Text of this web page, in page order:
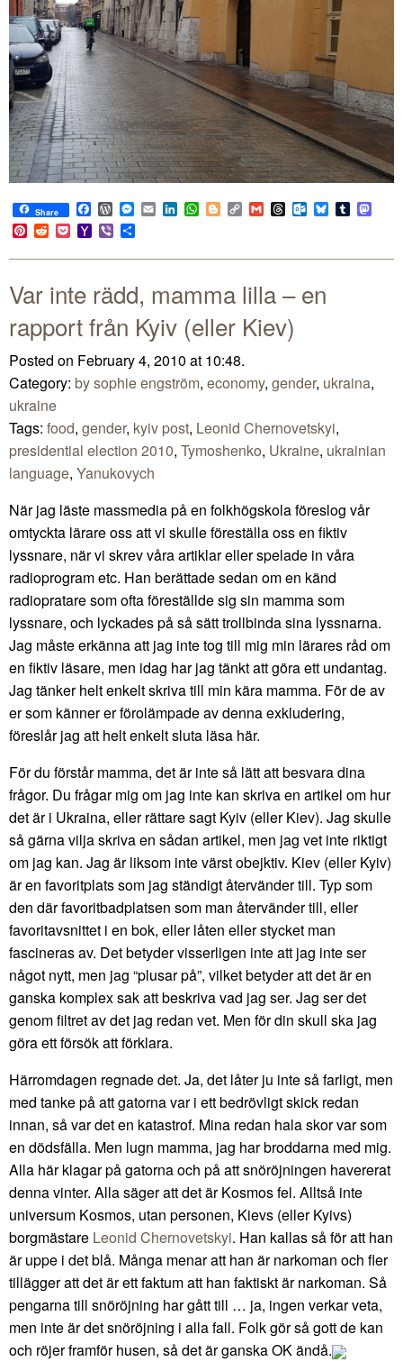
Share Facebook
WordPress
Messenger
EmailLinkedIn
WhatsApp
BloggerCopy
Link
GmailThreadsOutlook.com
BlueskyTumblr
Pinterest
RedditPocketYahoo
Mail
Viber
Var inte rädd, mamma lilla – en
rapport från Kyiv (eller Kiev)
Posted on February 4, 2010 at 10:48.
Category: by sophie engström, economy, gender, ukraina,
ukraine
Tags: food, gender, kyiv post, Leonid Chernovetskyi,
presidential election 2010, Tymoshenko, Ukraine, ukrainian
language, Yanukovych
När jag läste massmedia på en folkhögskola föreslog vår
omtyckta lärare oss att vi skulle föreställa oss en fiktiv
lyssnare, när vi skrev våra artiklar eller spelade in våra
radioprogram etc. Han berättade sedan om en känd
radiopratare som ofta föreställde sig sin mamma som
lyssnare, och lyckades på så sätt trollbinda sina lyssnarna.
Jag måste erkänna att jag inte tog till mig min lärares råd om
en fiktiv läsare, men idag har jag tänkt att göra ett undantag.
Jag tänker helt enkelt skriva till min kära mamma. För de av
er som känner er förolämpade av denna exkludering,
föreslår jag att helt enkelt sluta läsa här.
För du förstår mamma, det är inte så lätt att besvara dina
frågor. Du frågar mig om jag inte kan skriva en artikel om hur
det är i Ukraina, eller rättare sagt Kyiv (eller Kiev). Jag skulle
så gärna vilja skriva en sådan artikel, men jag vet inte riktigt
om jag kan. Jag är liksom inte värst obejktiv. Kiev (eller Kyiv)
är en favoritplats som jag ständigt återvänder till. Typ som
den där favoritbadplatsen som man återvänder till, eller
favoritavsnittet i en bok, eller låten eller stycket man
fascineras av. Det betyder visserligen inte att jag inte ser
något nytt, men jag “plusar på”, vilket betyder att det är en
ganska komplex sak att beskriva vad jag ser. Jag ser det
genom filtret av det jag redan vet. Men för din skull ska jag
göra ett försök att förklara.
Härromdagen regnade det. Ja, det låter ju inte så farligt, men
med tanke på att gatorna var i ett bedrövligt skick redan
innan, så var det en katastrof. Mina redan hala skor var som
en dödsfälla. Men lugn mamma, jag har broddarna med mig.
Alla här klagar på gatorna och på att snöröjningen havererat
denna vinter. Alla säger att det är Kosmos fel. Alltså inte
universum Kosmos, utan personen, Kievs (eller Kyivs)
borgmästare Leonid Chernovetskyi. Han kallas så för att han
är uppe i det blå. Många menar att han är narkoman och fler
tillägger att det är ett faktum att han faktiskt är narkoman. Så
pengarna till snöröjning har gått till … ja, ingen verkar veta,
men inte är det snöröjning i alla fall. Folk gör så gott de kan
och röjer framför husen, så det är ganska OK ändå.